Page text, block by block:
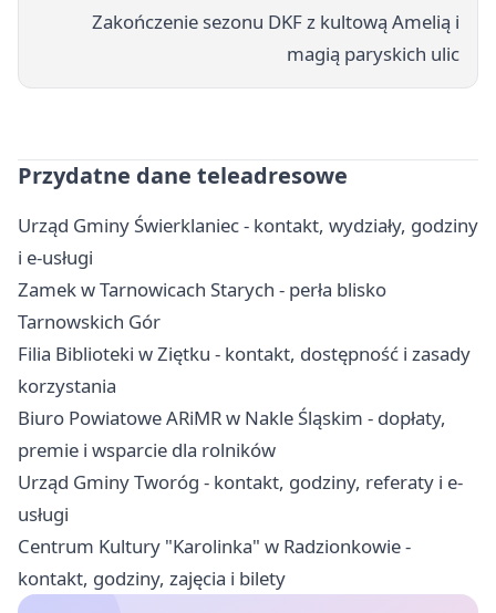
Zakończenie sezonu DKF z kultową Amelią i
magią paryskich ulic
Przydatne dane teleadresowe
Urząd Gminy Świerklaniec - kontakt, wydziały, godziny
i e-usługi
Zamek w Tarnowicach Starych - perła blisko
Tarnowskich Gór
Filia Biblioteki w Ziętku - kontakt, dostępność i zasady
korzystania
Biuro Powiatowe ARiMR w Nakle Śląskim - dopłaty,
premie i wsparcie dla rolników
Urząd Gminy Tworóg - kontakt, godziny, referaty i e-
usługi
Centrum Kultury "Karolinka" w Radzionkowie -
kontakt, godziny, zajęcia i bilety